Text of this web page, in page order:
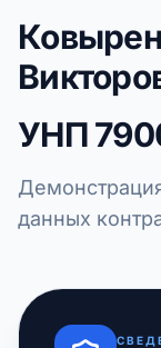
УНП
данных